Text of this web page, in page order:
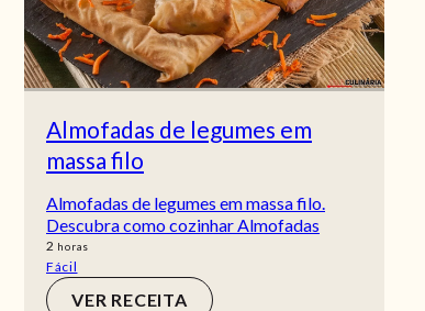
Almofadas de legumes em
massa filo
Almofadas de legumes em massa filo.
Descubra como cozinhar Almofadas
2 horas
horas
Fácil
VER RECEITA